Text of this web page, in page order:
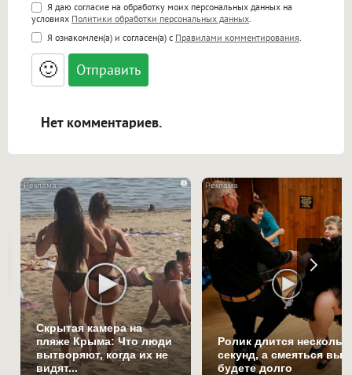
Поддержка HTML
<b>, <strong>, <u>, <i>, <em>, <s>, <big>,
<small>, <sup>, <sub>, <pre>, <ul>, <ol>, <li>,
<blockquote>, <code> экранирует HTML,
адреса URL автоматически становятся
ссылками, и [img]адрес[/img] будет
Я даю согласие на обработку моих персональных данных на
условиях Политики обработки персональных данных
Я ознакомлен(а) и согласен(а) с Правилами комментирования
🙂
Нет комментариев.
i
Скрытая камера на
пляже Крыма: Что люди
вытворяют, когда их не
видят...
Ролик длится
секунд, а смеяться вы
будете долго